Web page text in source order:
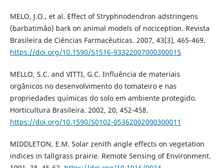
MELO, J.O., et al. Effect of Stryphnodendron adstringens
(barbatimão) bark on animal models of nociception. Revista
Brasileira de Ciências Farmacêuticas. 2007, 43(3), 465-469.
https://doi.org/10.1590/S1516-93322007000300015
MELLO, S.C. and VITTI, G.C. Influência de materiais
orgânicos no desenvolvimento do tomateiro e nas
propriedades químicas do solo em ambiente protegido.
Horticultura Brasileira. 2002, 20, 452-458.
https://doi.org/10.1590/S0102-05362002000300011
MIDDLETON, E.M. Solar zenith angle effects on vegetation
indices in tallgrass prairie. Remote Sensing of Environment.